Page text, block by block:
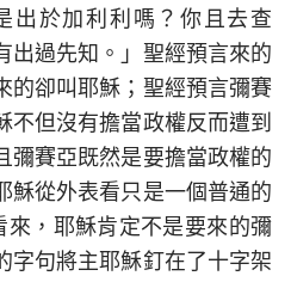
出於加利利嗎？你且去查
出過先知。」聖經預言來的
的卻叫耶穌；聖經預言彌賽
不但沒有擔當政權反而遭到
彌賽亞既然是要擔當政權的
穌從外表看只是一個普通的
，耶穌肯定不是要來的彌
字句將主耶穌釘在了十字架